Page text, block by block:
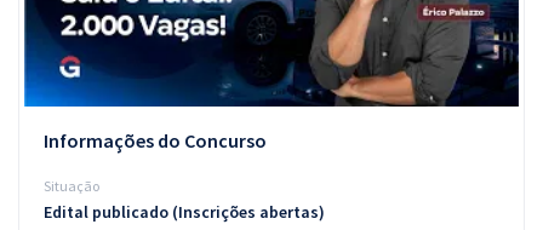
Atendimento
Informações do Concurso
Situação
Edital publicado (Inscrições abertas)